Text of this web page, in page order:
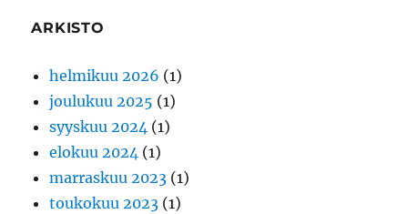
ARKISTO
helmikuu 2026 (1)
joulukuu 2025 (1)
syyskuu 2024 (1)
elokuu 2024 (1)
marraskuu 2023 (1)
toukokuu 2023 (1)